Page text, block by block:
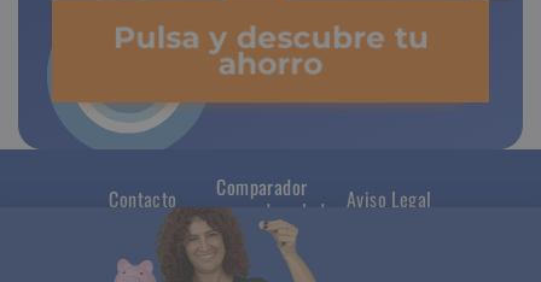
Pulsa y descubre tu
ahorro
Contacto
Comparador
seguros de salud
Aviso Legal